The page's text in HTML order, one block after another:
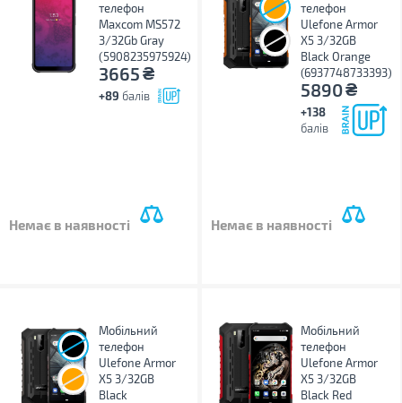
телефон
Maxcom MS572
3/32Gb Gray
(5908235975924)
3665₴
+89 балів
Немає в наявності
телефон
Ulefone Armor
X5 3/32GB
Black Orange
(6937748733393)
5890₴
+138
балів
Немає в наявності
Мобільний
телефон
Ulefone Armor
X5 3/32GB
Black
Мобільний
телефон
Ulefone Armor
X5 3/32GB
Black Red